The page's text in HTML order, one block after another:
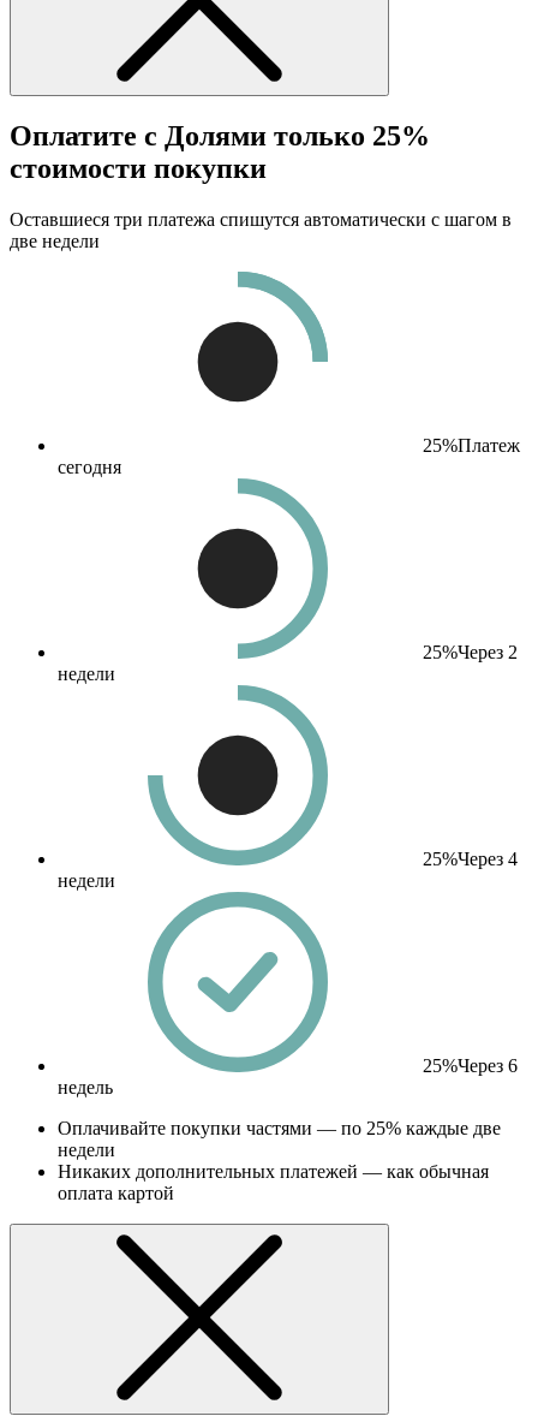
Оплатите с Долями только 25%
стоимости покупки
Оставшиеся три платежа спишутся автоматически с шагом в
две недели
25%Платеж
сегодня
25%Через 2
недели
25%Через 4
недели
25%Через 6
недель
Оплачивайте покупки частями — по 25% каждые две
недели
Никаких дополнительных платежей — как обычная
оплата картой